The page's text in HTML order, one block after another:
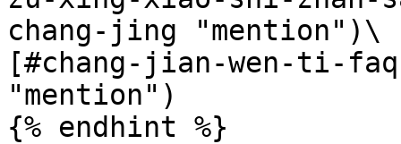
chang-jing "mention")\
[#chang-jian-wen-ti-
"mention")
{% endhint %}